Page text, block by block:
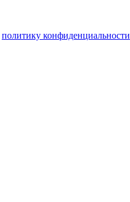
политику конфиденциальности